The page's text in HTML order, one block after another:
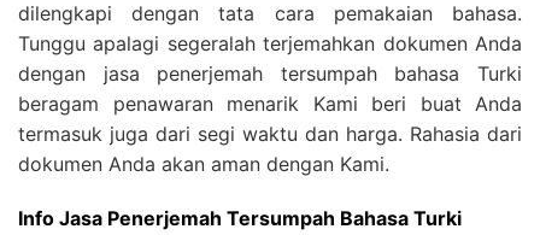
dilengkapi dengan tata cara pemakaian bahasa.
Tunggu apalagi segeralah terjemahkan dokumen Anda
dengan jasa penerjemah tersumpah bahasa Turki
beragam penawaran menarik Kami beri buat Anda
termasuk juga dari segi waktu dan harga. Rahasia dari
dokumen Anda akan aman dengan Kami.
Info Jasa Penerjemah Tersumpah Bahasa Turki